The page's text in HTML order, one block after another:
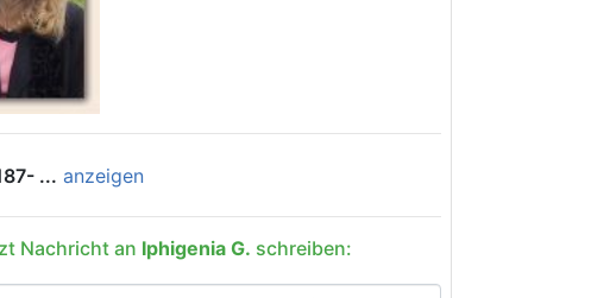
... anzeigen
Nachricht an Iphigenia G. schreiben: